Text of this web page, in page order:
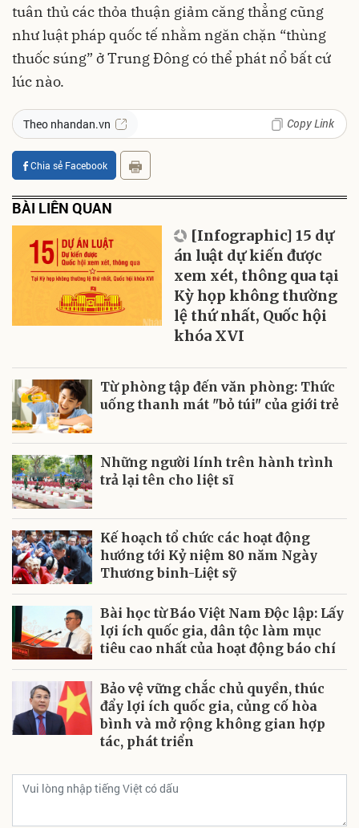
tuân thủ các thỏa thuận giảm căng thẳng cũng
như luật pháp quốc tế nhằm ngăn chặn “thùng
thuốc súng” ở Trung Đông có thể phát nổ bất cứ
lúc nào.
Theo nhandan.vn Copy Link
Chia sẻ Facebook
BÀI LIÊN QUAN
[Infographic] 15 dự
án luật dự kiến được
xem xét, thông qua tại
Kỳ họp không thường
lệ thứ nhất, Quốc hội
khóa XVI
Từ phòng tập đến văn phòng: Thức
uống thanh mát "bỏ túi" của giới trẻ
Những người lính trên hành trình
trả lại tên cho liệt sĩ
Kế hoạch tổ chức các hoạt động
hướng tới Kỷ niệm 80 năm Ngày
Thương binh-Liệt sỹ
Bài học từ Báo Việt Nam Độc lập: Lấy
lợi ích quốc gia, dân tộc làm mục
tiêu cao nhất của hoạt động báo chí
Bảo vệ vững chắc chủ quyền, thúc
đẩy lợi ích quốc gia, củng cố hòa
bình và mở rộng không gian hợp
tác, phát triển